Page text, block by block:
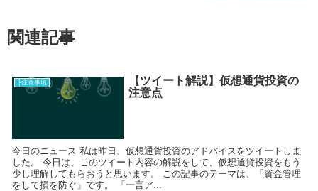
関連記事
├注意事項
【ツイート解説】仮想通貨投資の
注意点
今日のニュース 私は昨日、仮想通貨投資のアドバイスをツイートしま
した。 今日は、このツイート内容の解説をして、仮想通貨投資をもう
少し理解してもらおうと思います。 この記事のテーマは、「資金管理
をして損を防ぐ」です。 「一言ア...